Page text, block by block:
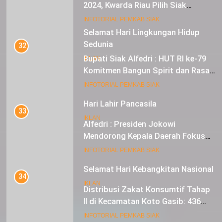
Selamat Hari Lingkungan Hidup
Sedunia
IKLAN
Hari Lahir Pancasila
IKLAN
Selamat Hari Kebangkitan Nasional
IKLAN
2024, Kwarda Riau Pilih Siak
Sebagai Tuan Rumah
INFOTORIAL PEMKAB SIAK
32
Bupati Siak Alfedri : HUT RI ke-79
Komitmen Bangun Spirit dan Rasa
Nasionalisme
INFOTORIAL PEMKAB SIAK
33
Alfedri : Presiden Jokowi
Mendorong Kepala Daerah Fokus
pada Inflasi dan Pilkada Serentak
INFOTORIAL PEMKAB SIAK
34
Distribusi Zakat Konsumtif Tahap
II di Kecamatan Koto Gasib: 436
Mustahik Terima Bantuan
INFOTORIAL PEMKAB SIAK